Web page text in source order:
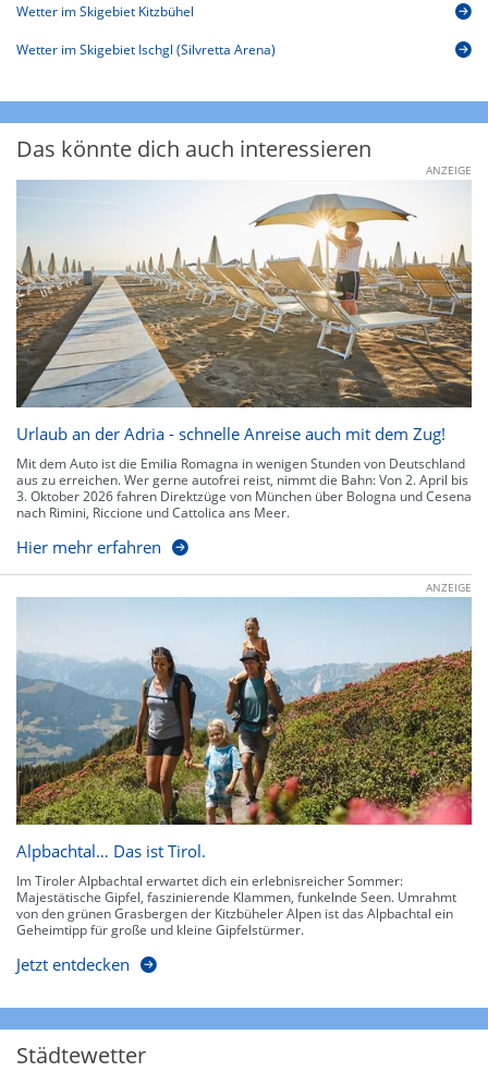
Wetter im Skigebiet Kitzbühel
Wetter im Skigebiet Ischgl (Silvretta Arena)
Das könnte dich auch interessieren
ANZEIGE
Urlaub an der Adria - schnelle Anreise auch mit dem Zug!
Mit dem Auto ist die Emilia Romagna in wenigen Stunden von Deutschland
aus zu erreichen. Wer gerne autofrei reist, nimmt die Bahn: Von 2. April bis
3. Oktober 2026 fahren Direktzüge von München über Bologna und Cesena
nach Rimini, Riccione und Cattolica ans Meer.
Hier mehr erfahren
ANZEIGE
Alpbachtal… Das ist Tirol.
Im Tiroler Alpbachtal erwartet dich ein erlebnisreicher Sommer:
Majestätische Gipfel, faszinierende Klammen, funkelnde Seen. Umrahmt
von den grünen Grasbergen der Kitzbüheler Alpen ist das Alpbachtal ein
Geheimtipp für große und kleine Gipfelstürmer.
Jetzt entdecken
Städtewetter